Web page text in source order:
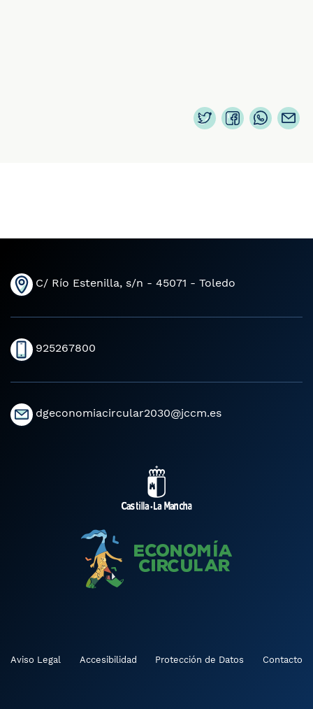
C/ Río Estenilla, s/n - 45071 - Toledo
925267800
dgeconomiacircular2030@jccm.es
Aviso Legal Accesibilidad Protección de Datos Contacto